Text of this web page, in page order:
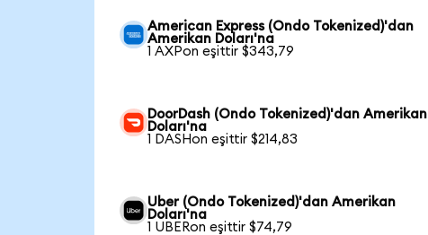
American Express (Ondo Tokenized)'dan
Amerikan Doları'na
1 AXPon eşittir $343,79
DoorDash (Ondo Tokenized)'dan Amerikan
Doları'na
1 DASHon eşittir $214,83
Uber (Ondo Tokenized)'dan Amerikan
Doları'na
1 UBERon eşittir $74,79